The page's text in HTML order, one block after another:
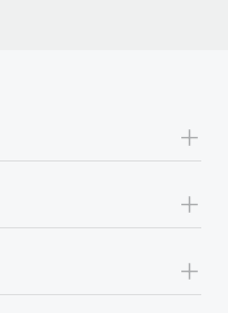
+
+
+